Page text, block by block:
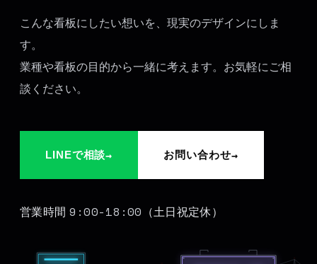
こんな看板にしたい想いを、現実のデザインにしま
す。
業種や看板の目的から一緒に考えます。お気軽にご相
談ください。
LINEで相談→ お問い合わせ→
営業時間 9:00-18:00 （土日祝定休）